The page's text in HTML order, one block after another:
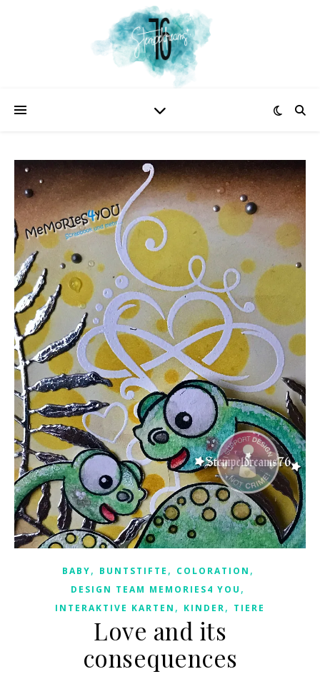
BABY, BUNTSTIFTE , COLORATION ,
DESIGN TEAM MEMORIES4 YOU ,
INTERAKTIVE KARTEN , KINDER, TIERE
Love and its
consequences